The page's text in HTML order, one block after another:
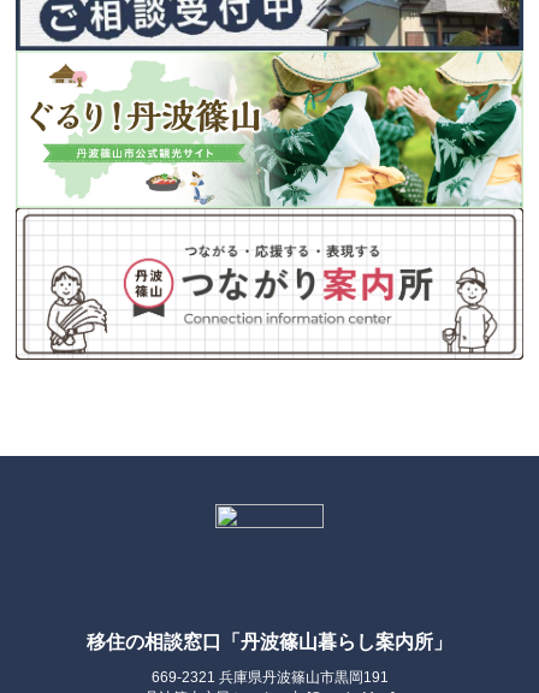
移住の相談窓口「丹波篠山暮らし案内所」
669-2321 兵庫県丹波篠山市黒岡191